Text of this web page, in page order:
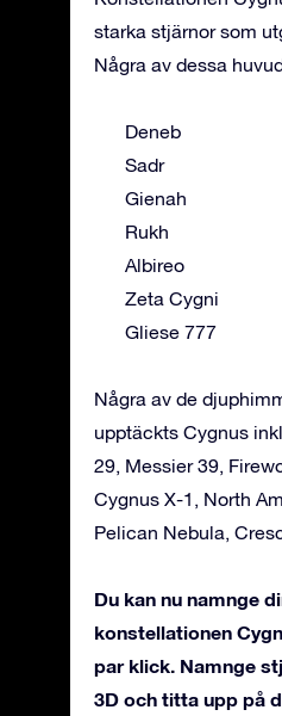
starka stjärnor som
Några av dessa
Deneb
Sadr
Gienah
Rukh
Albireo
Zeta Cygni
Gliese 777
Några av de
upptäckts Cygnus
29, Messier 39,
Cygnus X-1, North
Pelican Nebula,
Du kan nu namnge
konstellationen
par klick. Namnge
3D och titta upp på